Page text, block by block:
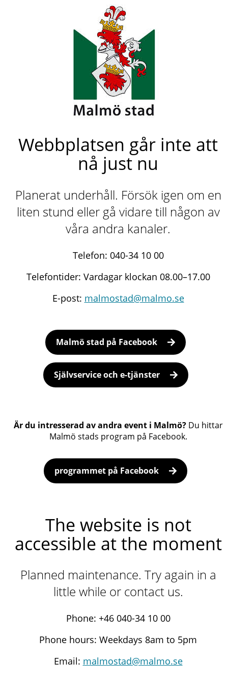
Webbplatsen går inte att
nå just nu
Planerat underhåll. Försök igen om en
liten stund eller gå vidare till någon av
våra andra kanaler.
Telefon: 040-34 10 00
Telefontider: Vardagar klockan 08.00–17.00
E-post: malmostad@malmo.se
Malmö stad på Facebook
Självservice och e-tjänster
Är du intresserad av andra event i Malmö?Du hittar
Malmö stads program på Facebook.
programmet på Facebook
The website is not
accessible at the moment
Planned maintenance. Try again in a
little while or contact us.
Phone: +46 040-34 10 00
Phone hours: Weekdays 8am to 5pm
Email: malmostad@malmo.se